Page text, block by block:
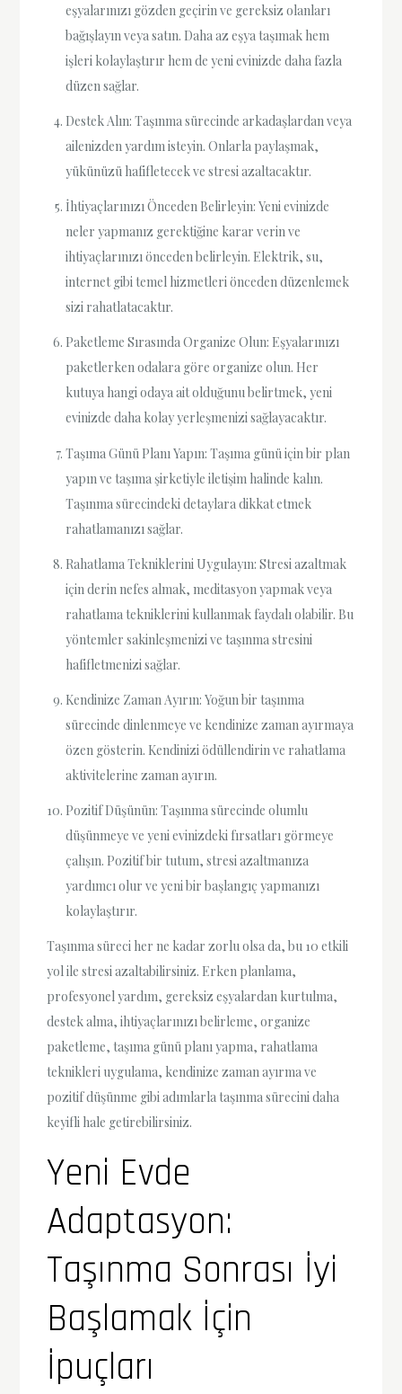
eşyalarınızı gözden geçirin ve gereksiz olanları
bağışlayın veya satın. Daha az eşya taşımak hem
işleri kolaylaştırır hem de yeni evinizde daha fazla
düzen sağlar.
Destek Alın: Taşınma sürecinde arkadaşlardan veya
ailenizden yardım isteyin. Onlarla paylaşmak,
yükünüzü hafifletecek ve stresi azaltacaktır.
İhtiyaçlarınızı Önceden Belirleyin: Yeni evinizde
neler yapmanız gerektiğine karar verin ve
ihtiyaçlarınızı önceden belirleyin. Elektrik, su,
internet gibi temel hizmetleri önceden düzenlemek
sizi rahatlatacaktır.
Paketleme Sırasında Organize Olun: Eşyalarınızı
paketlerken odalara göre organize olun. Her
kutuya hangi odaya ait olduğunu belirtmek, yeni
evinizde daha kolay yerleşmenizi sağlayacaktır.
Taşıma Günü Planı Yapın: Taşıma günü için bir plan
yapın ve taşıma şirketiyle iletişim halinde kalın.
Taşınma sürecindeki detaylara dikkat etmek
rahatlamanızı sağlar.
Rahatlama Tekniklerini Uygulayın: Stresi azaltmak
için derin nefes almak, meditasyon yapmak veya
rahatlama tekniklerini kullanmak faydalı olabilir. Bu
yöntemler sakinleşmenizi ve taşınma stresini
hafifletmenizi sağlar.
Kendinize Zaman Ayırın: Yoğun bir taşınma
sürecinde dinlenmeye ve kendinize zaman ayırmaya
özen gösterin. Kendinizi ödüllendirin ve rahatlama
aktivitelerine zaman ayırın.
Pozitif Düşünün: Taşınma sürecinde olumlu
düşünmeye ve yeni evinizdeki fırsatları görmeye
çalışın. Pozitif bir tutum, stresi azaltmanıza
yardımcı olur ve yeni bir başlangıç yapmanızı
kolaylaştırır.
Taşınma süreci her ne kadar zorlu olsa da, bu 10 etkili
yol ile stresi azaltabilirsiniz. Erken planlama,
profesyonel yardım, gereksiz eşyalardan kurtulma,
destek alma, ihtiyaçlarınızı belirleme, organize
paketleme, taşıma günü planı yapma, rahatlama
teknikleri uygulama, kendinize zaman ayırma ve
pozitif düşünme gibi adımlarla taşınma sürecini daha
keyifli hale getirebilirsiniz.
Yeni Evde
Adaptasyon:
Taşınma Sonrası İyi
Başlamak İçin
İpuçları